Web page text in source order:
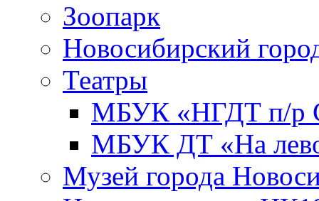
Зоопарк
Новосибирский
Театры
МБУК «НГДТ п/р
МБУК ДТ «На
Музей города